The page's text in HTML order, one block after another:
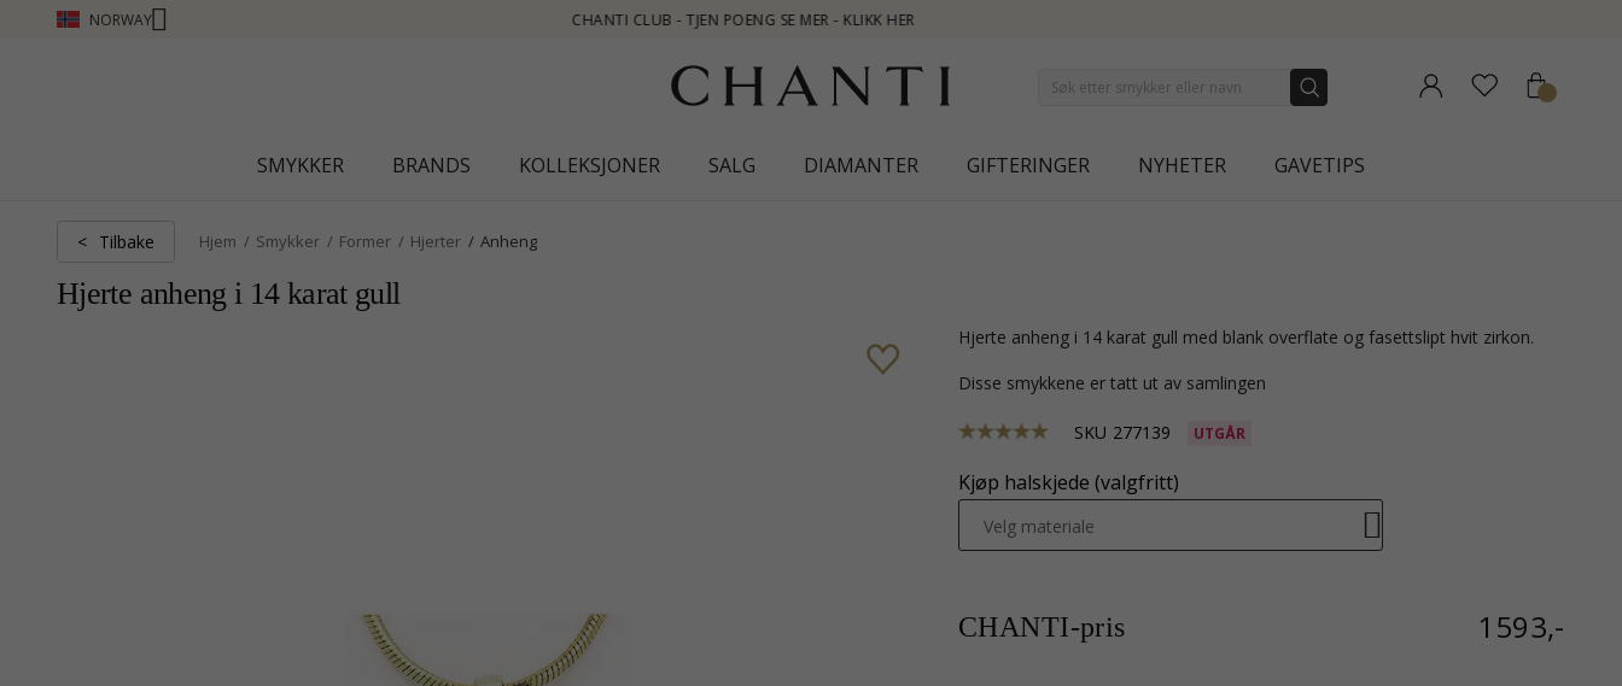
NORWAYCHANTI CLUB - TJEN POENG SE MER - KLIKK HER
SMYKKER BRANDS KOLLEKSJONER SALG DIAMANTER GIFTERINGER NYHETER GAVETIPS
< Tilbake Hjem Smykker Former Hjerter Anheng
Hjerte anheng i 14 karat gull
hjerte anheng i 14 karat gull med blank overflate og fasettslipt hvit zirkon.
Disse smykkene er tatt ut av samlingen
SKU 277139 UTGÅR
Kjøp halskjede (valgfritt)
Velg materiale
CHANTI-pris 1593,-